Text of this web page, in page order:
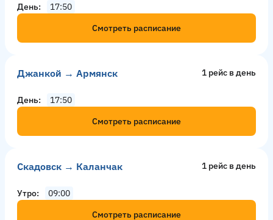
День
17:50
Смотреть расписание
Джанкой → Армянск 1 рейс в день
День
17:50
Смотреть расписание
Скадовск → Каланчак 1 рейс в день
Утро
09:00
Смотреть расписание